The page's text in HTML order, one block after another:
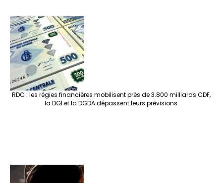
RDC : les régies financières mobilisent près de 3.800 milliards CDF,
la DGI et la DGDA dépassent leurs prévisions